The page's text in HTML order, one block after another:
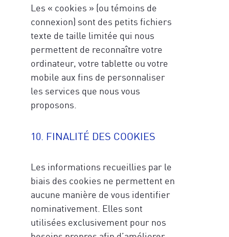
Les « cookies » (ou témoins de
connexion) sont des petits fichiers
texte de taille limitée qui nous
permettent de reconnaître votre
ordinateur, votre tablette ou votre
mobile aux fins de personnaliser
les services que nous vous
proposons.
10. FINALITÉ DES COOKIES
Les informations recueillies par le
biais des cookies ne permettent en
aucune manière de vous identifier
nominativement. Elles sont
utilisées exclusivement pour nos